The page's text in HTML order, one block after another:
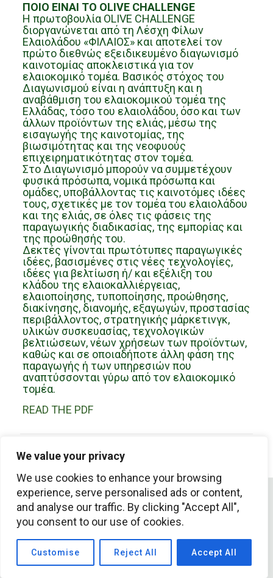
We value your privacy
We use cookies to enhance your browsing
experience, serve personalised ads or content,
and analyse our traffic. By clicking "Accept All",
you consent to our use of cookies.
Customise Reject All Accept All
ΠΟΙΟ ΕΙΝΑΙ ΤΟ OLIVE CHALLENGE
Η πρωτοβουλία OLIVE CHALLENGE
διοργανώνεται από τη Λέσχη Φίλων
Ελαιολάδου «ΦΙΛΑΙΟΣ» και αποτελεί τον
πρώτο διεθνώς εξειδικευμένο διαγωνισμό
καινοτομίας αποκλειστικά για τον
ελαιοκομικό τομέα. Βασικός στόχος του
Διαγωνισμού είναι η ανάπτυξη και η
αναβάθμιση του ελαιοκομικού τομέα της
Ελλάδας, τόσο του ελαιολάδου, όσο και των
άλλων προϊόντων της ελιάς, μέσω της
εισαγωγής της καινοτομίας, της
βιωσιμότητας και της νεοφυούς
επιχειρηματικότητας στον τομέα.
Στο Διαγωνισμό μπορούν να συμμετέχουν
φυσικά πρόσωπα, νομικά πρόσωπα και
ομάδες, υποβάλλοντας τις καινοτόμες ιδέες
τους, σχετικές με τον τομέα του ελαιολάδου
και της ελιάς, σε όλες τις φάσεις της
παραγωγικής διαδικασίας, της εμπορίας και
της προώθησής του.
Δεκτές γίνονται πρωτότυπες παραγωγικές
ιδέες, βασισμένες στις νέες τεχνολογίες,
ιδέες για βελτίωση ή/ και εξέλιξη του
κλάδου της ελαιοκαλλιέργειας,
ελαιοποίησης, τυποποίησης, προώθησης,
διακίνησης, διανομής, εξαγωγών, προστασίας
περιβάλλοντος, στρατηγικής μάρκετινγκ,
υλικών συσκευασίας, τεχνολογικών
βελτιώσεων, νέων χρήσεων των προϊόντων,
καθώς και σε οποιαδήποτε άλλη φάση της
παραγωγής ή των υπηρεσιών που
αναπτύσσονται γύρω από τον ελαιοκομικό
τομέα.
READ THE PDF
Share
© 2026 filaios.org | All Rights Reserved | Developed by
FNGNET